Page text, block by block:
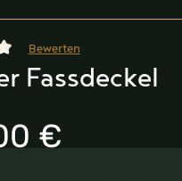
Bewertung von 0 von 5
Bewerten
Fassdeckel
€